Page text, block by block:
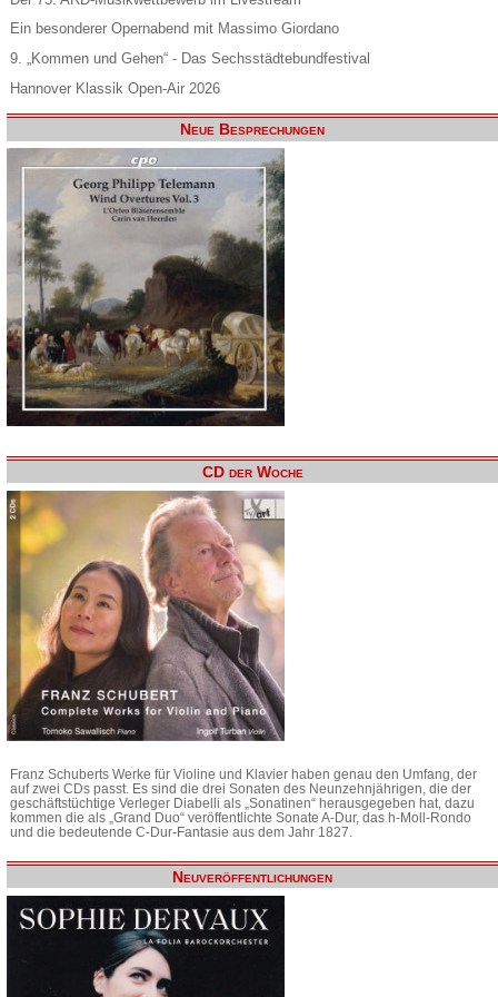
Ein besonderer Opernabend mit Massimo Giordano
9. „Kommen und Gehen“ - Das Sechsstädtebundfestival
Hannover Klassik Open-Air 2026
Neue Besprechungen
CD der Woche
Franz Schuberts Werke für Violine und Klavier haben genau den Umfang, der
auf zwei CDs passt. Es sind die drei Sonaten des Neunzehnjährigen, die der
geschäftstüchtige Verleger Diabelli als „Sonatinen“ herausgegeben hat, dazu
kommen die als „Grand Duo“ veröffentlichte Sonate A-Dur, das h-Moll-Rondo
und die bedeutende C-Dur-Fantasie aus dem Jahr 1827.
Neuveröffentlichungen